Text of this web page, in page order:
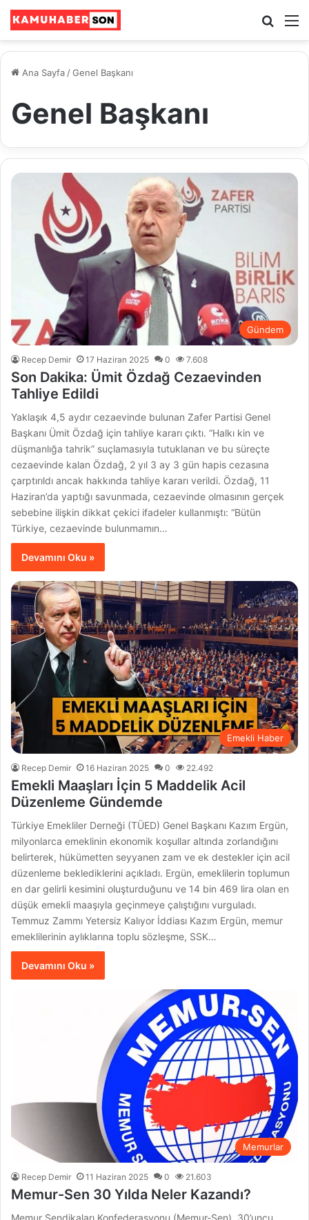
Ara
Ana Sayfa /Genel Başkanı
Genel Başkanı
Gündem
Recep Demir 17 Haziran 2025 0 7.608
Son Dakika: Ümit Özdağ Cezaevinden
Tahliye Edildi
Yaklaşık 4,5 aydır cezaevinde bulunan Zafer Partisi Genel
Başkanı Ümit Özdağ için tahliye kararı çıktı. “Halkı kin ve
düşmanlığa tahrik” suçlamasıyla tutuklanan ve bu süreçte
cezaevinde kalan Özdağ, 2 yıl 3 ay 3 gün hapis cezasına
çarptırıldı ancak hakkında tahliye kararı verildi. Özdağ, 11
Haziran’da yaptığı savunmada, cezaevinde olmasının gerçek
sebebine ilişkin dikkat çekici ifadeler kullanmıştı: “Bütün
Türkiye, cezaevinde bulunmamın…
Devamını Oku »
Emekli Haber
Recep Demir 16 Haziran 2025 0 22.492
Emekli Maaşları İçin 5 Maddelik Acil
Düzenleme Gündemde
Türkiye Emekliler Derneği (TÜED) Genel Başkanı Kazım Ergün,
milyonlarca emeklinin ekonomik koşullar altında zorlandığını
belirterek, hükümetten seyyanen zam ve ek destekler için acil
düzenleme beklediklerini açıkladı. Ergün, emeklilerin toplumun
en dar gelirli kesimini oluşturduğunu ve 14 bin 469 lira olan en
düşük emekli maaşıyla geçinmeye çalıştığını vurguladı.
Temmuz Zammı Yetersiz Kalıyor İddiası Kazım Ergün, memur
emeklilerinin aylıklarına toplu sözleşme, SSK…
Devamını Oku »
Memurlar
Recep Demir 11 Haziran 2025 0 21.603
Memur-Sen 30 Yılda Neler Kazandı?
Memur Sendikaları Konfederasyonu (Memur-Sen), 30’uncu